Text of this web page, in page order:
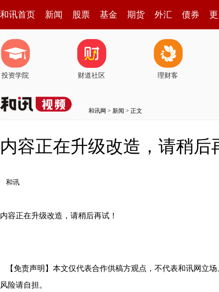
和讯首页 新闻 股票 基金 期货 外汇 债券
投资学院 财道社区 理财客
和讯网 > 新闻 > 正文
内容正在升级改造，请稍后
和讯
内容正在升级改造，请稍后再试！
【免责声明】本文仅代表合作供稿方观点，不代表和讯网立
风险请自担。